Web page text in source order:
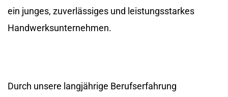
ein junges, zuverlässiges und leistungsstarkes
Handwerksunternehmen.
Durch unsere langjährige Berufserfahrung